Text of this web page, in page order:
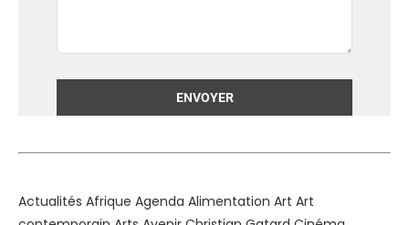
Actualités Afrique Agenda Alimentation Art Art